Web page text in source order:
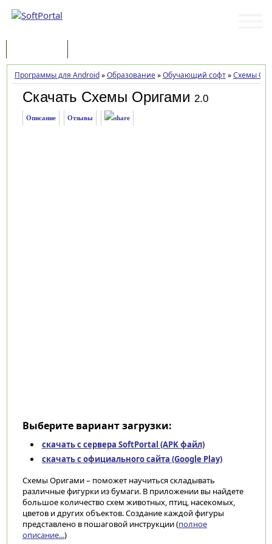
Программы для Android»Образование»Обучающий софт»Cхемы
Скачать Cхемы Оригами 2.0
Описание Отзывы
Выберите вариант загрузки:
скачать с сервера SoftPortal (APK файл)
скачать с официального сайта (Google Play)
Cхемы Оригами – поможет научиться складывать
различные фигурки из бумаги. В приложении вы найдете
большое количество схем животных, птиц, насекомых,
цветов и других объектов. Создание каждой фигуры
представлено в пошаговой инструкции (полное
описание...)